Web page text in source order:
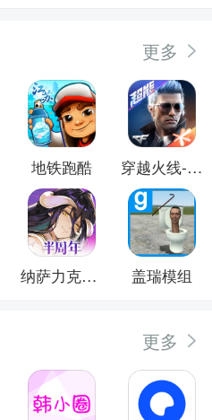
更多
地铁跑酷 穿越火线-枪战王者
纳萨力克之王 盖瑞模组
更多